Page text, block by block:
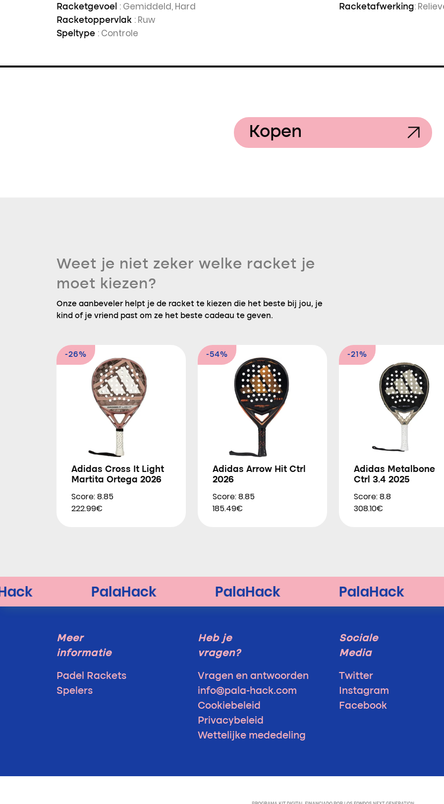
Racketgevoel : Gemiddeld, Hard
Racketoppervlak : Ruw
Speltype : Controle
Racketafwerking:
Kopen
Weet je niet zeker welke racket je
moet kiezen?
Onze aanbeveler helpt je de racket te kiezen die het beste bij jou, je
kind of je vriend past om ze het beste cadeau te geven.
-26%
Adidas Cross It Light
Martita Ortega 2026
Score: 8.85
222.99€
-54%
Adidas Arrow Hit Ctrl
2026
Score: 8.85
185.49€
-21%
Adidas Metalbone
Ctrl 3.4 2025
Score: 8.8
308.10€
Meer
informatie
Padel Rackets
Spelers
Heb je
vragen?
Vragen en antwoorden
info@pala-hack.com
Cookiebeleid
Privacybeleid
Wettelijke mededeling
Sociale
Media
Twitter
Instagram
Facebook